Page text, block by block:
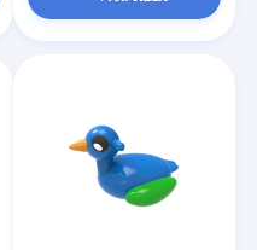
حولنا
جولة في المصنع